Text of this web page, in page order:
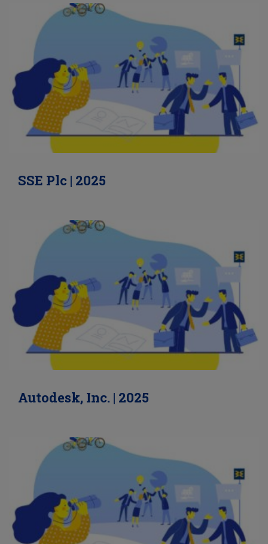
SSE Plc | 2025
Autodesk, Inc. | 2025